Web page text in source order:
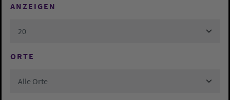
ANZEIGEN
20
ORTE
Alle Orte